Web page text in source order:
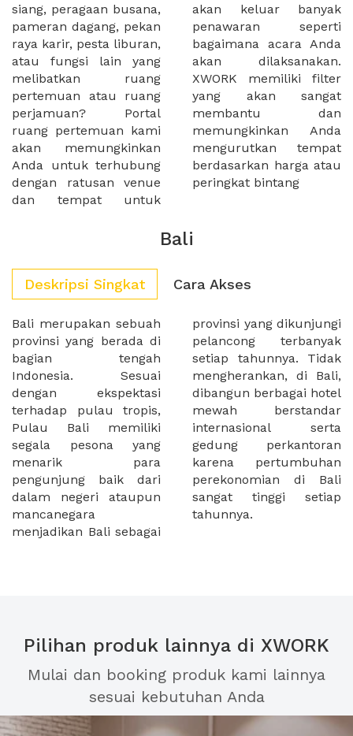
siang, peragaan busana,
pameran dagang, pekan
raya karir, pesta liburan,
atau fungsi lain yang
melibatkan ruang
pertemuan atau ruang
perjamuan? Portal
ruang pertemuan kami
akan memungkinkan
Anda untuk terhubung
dengan ratusan venue
dan tempat untuk
akan keluar banyak
penawaran seperti
bagaimana acara Anda
akan dilaksanakan.
XWORK memiliki filter
yang akan sangat
membantu dan
memungkinkan Anda
mengurutkan tempat
berdasarkan harga atau
peringkat bintang
Bali
Deskripsi Singkat Cara Akses
Bali merupakan sebuah
provinsi yang berada di
bagian tengah
Indonesia. Sesuai
dengan ekspektasi
terhadap pulau tropis,
Pulau Bali memiliki
segala pesona yang
menarik para
pengunjung baik dari
dalam negeri ataupun
mancanegara
menjadikan Bali sebagai
provinsi yang dikunjungi
pelancong terbanyak
setiap tahunnya. Tidak
mengherankan, di Bali,
dibangun berbagai hotel
mewah berstandar
internasional serta
gedung perkantoran
karena pertumbuhan
perekonomian di Bali
sangat tinggi setiap
tahunnya.
Pilihan produk lainnya di XWORK
Mulai dan booking produk kami lainnya
sesuai kebutuhan Anda